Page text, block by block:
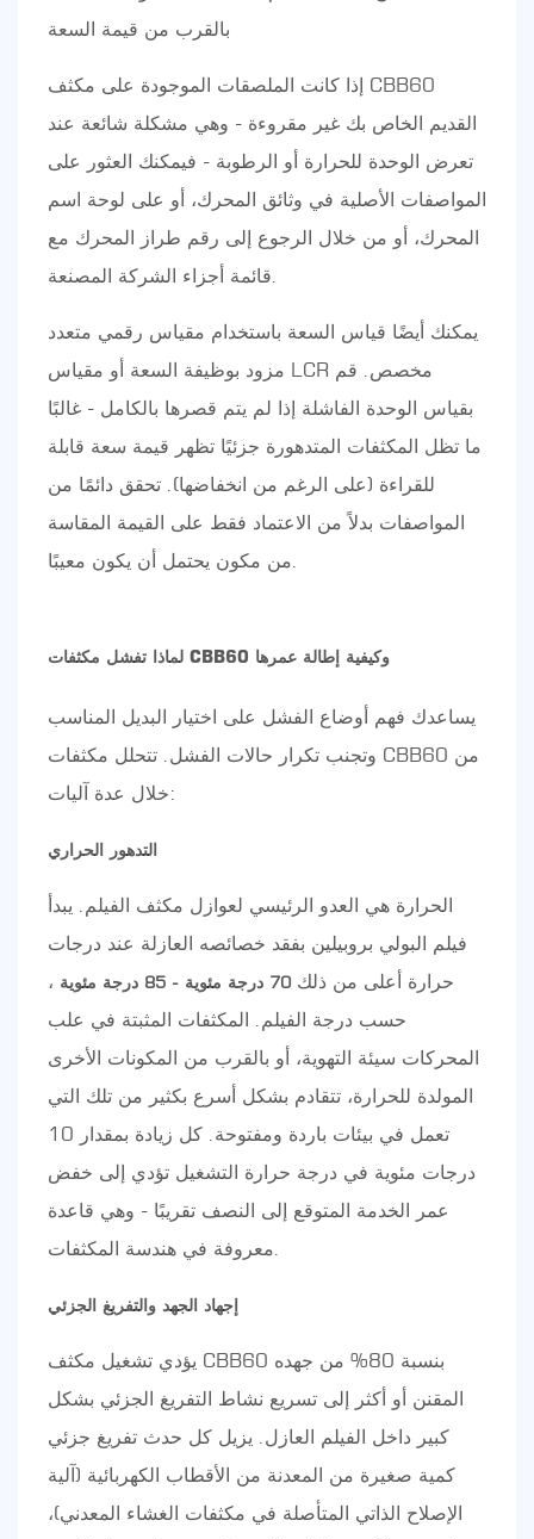
بالقرب من قيمة السعة
إذا كانت الملصقات الموجودة على مكثف CBB60
القديم الخاص بك غير مقروءة - وهي مشكلة شائعة عند
تعرض الوحدة للحرارة أو الرطوبة - فيمكنك العثور على
المواصفات الأصلية في وثائق المحرك، أو على لوحة اسم
المحرك، أو من خلال الرجوع إلى رقم طراز المحرك مع
قائمة أجزاء الشركة المصنعة.
يمكنك أيضًا قياس السعة باستخدام مقياس رقمي متعدد
مزود بوظيفة السعة أو مقياس LCR مخصص. قم
بقياس الوحدة الفاشلة إذا لم يتم قصرها بالكامل - غالبًا
ما تظل المكثفات المتدهورة جزئيًا تظهر قيمة سعة قابلة
للقراءة (على الرغم من انخفاضها). تحقق دائمًا من
المواصفات بدلاً من الاعتماد فقط على القيمة المقاسة
من مكون يحتمل أن يكون معيبًا.
لماذا تفشل مكثفات CBB60 وكيفية إطالة عمرها
يساعدك فهم أوضاع الفشل على اختيار البديل المناسب
وتجنب تكرار حالات الفشل. تتحلل مكثفات CBB60 من
خلال عدة آليات:
التدهور الحراري
الحرارة هي العدو الرئيسي لعوازل مكثف الفيلم. يبدأ
فيلم البولي بروبيلين بفقد خصائصه العازلة عند درجات
حرارة أعلى من ذلك 70 درجة مئوية - 85 درجة مئوية
،
حسب درجة الفيلم. المكثفات المثبتة في علب
المحركات سيئة التهوية، أو بالقرب من المكونات الأخرى
المولدة للحرارة، تتقادم بشكل أسرع بكثير من تلك التي
تعمل في بيئات باردة ومفتوحة. كل زيادة بمقدار 10
درجات مئوية في درجة حرارة التشغيل تؤدي إلى خفض
عمر الخدمة المتوقع إلى النصف تقريبًا - وهي قاعدة
معروفة في هندسة المكثفات.
إجهاد الجهد والتفريغ الجزئي
يؤدي تشغيل مكثف CBB60 بنسبة 80% من جهده
المقنن أو أكثر إلى تسريع نشاط التفريغ الجزئي بشكل
كبير داخل الفيلم العازل. يزيل كل حدث تفريغ جزئي
كمية صغيرة من المعدنة من الأقطاب الكهربائية (آلية
الإصلاح الذاتي المتأصلة في مكثفات الغشاء المعدني)،